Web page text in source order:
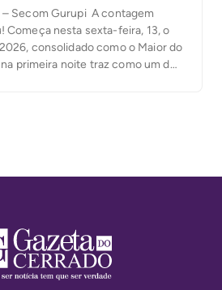
– Secom Gurupi A contagem
Começa nesta sexta-feira, 13, o
consolidado como o Maior do
primeira noite traz como um dos